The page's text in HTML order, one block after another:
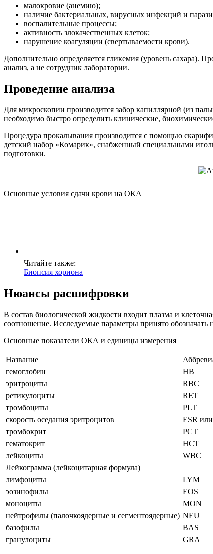
малокровие (анемию);
наличие бактериальных, вирусных инфекций и
воспалительные процессы;
активность злокачественных клеток;
нарушение коагуляции (свертываемости крови).
Дополнительно определяется гликемия (уровень сахара).
анализ, а не сотрудник лаборатории.
Проведение анализа
Для микроскопии производится забор капиллярной (из
необходимо быстро определить клинические,
Процедура прокалывания производится с помощью
детский набор «Комарик», снабженный специальными
подготовки.
Основные условия сдачи крови на ОКА
Читайте также:
Биопсия хориона
Нюансы расшифровки
В состав биологической жидкости входит плазма и
соотношение. Исследуемые параметры принято
Основные показатели ОКА и единицы измерения
Название
гемоглобин
НВ
эритроциты
RBC
ретикулоциты
RET
тромбоциты
PLT
скорость оседания эритроцитов
ESR
тромбокрит
РСТ
гематокрит
НСТ
лейкоциты
WBC
Лейкограмма (лейкоцитарная формула)
лимфоциты
LYM
эозинофилы
EOS
моноциты
MON
нейтрофилы (палочкоядерные и сегментоядерные) NEU
базофилы
BAS
гранулоциты
GRA